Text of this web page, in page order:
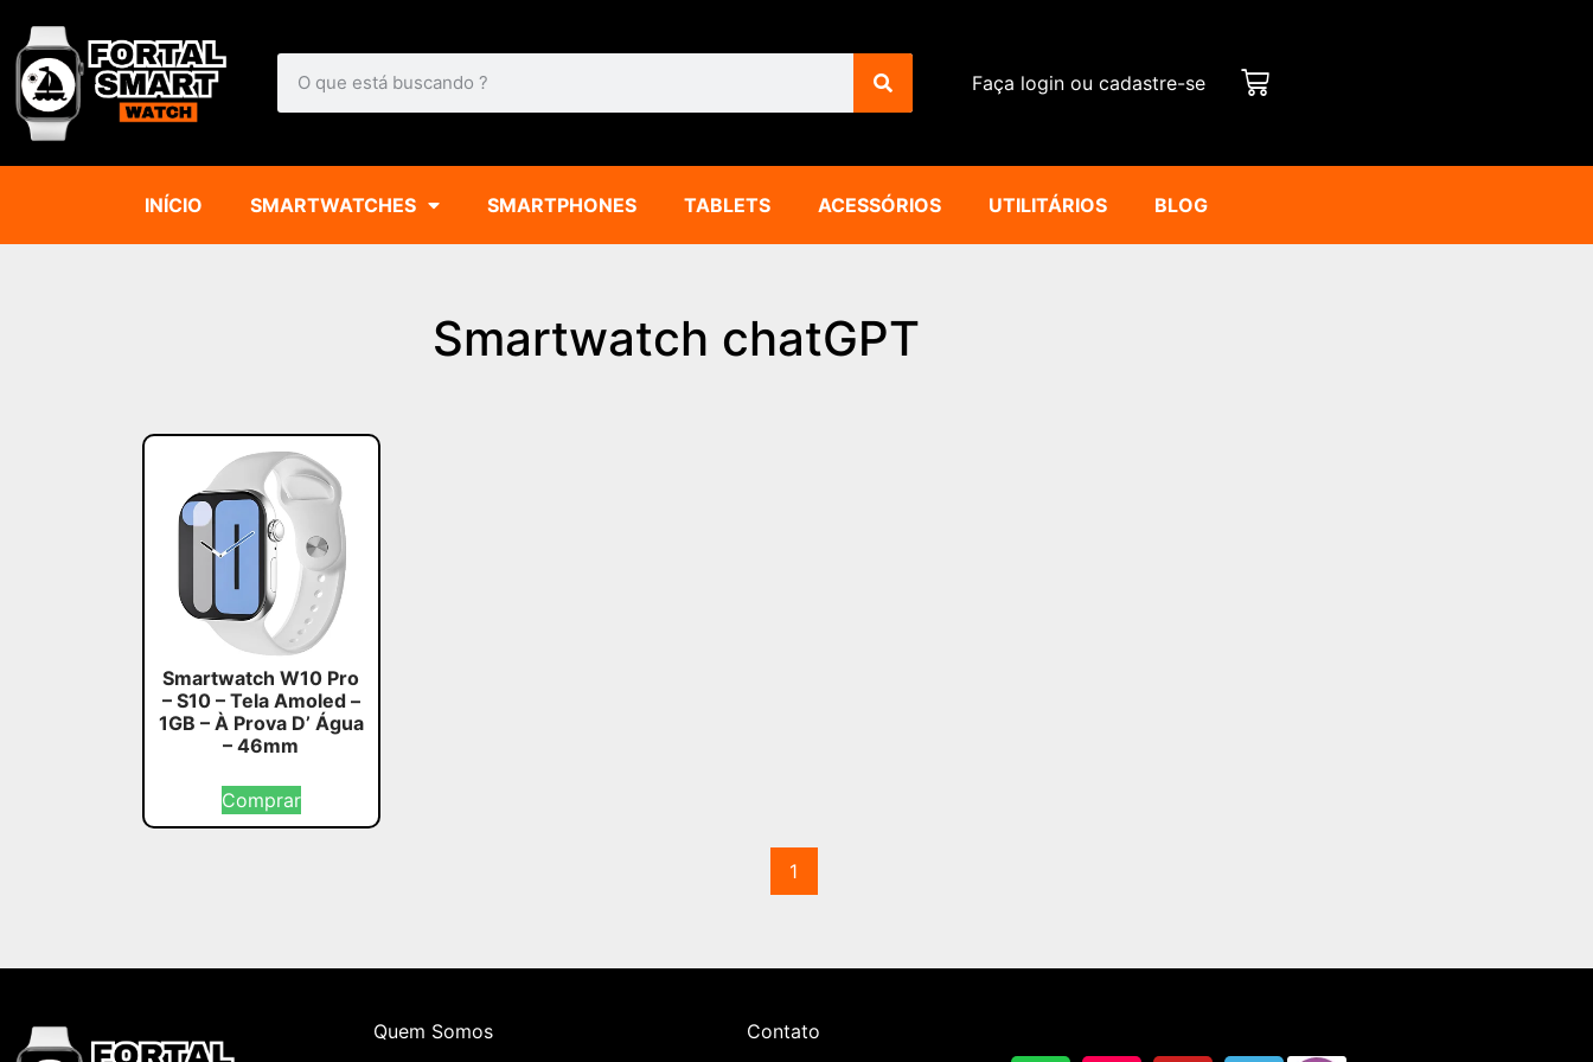
Faça login ou cadastre-se
INÍCIO SMARTWATCHES SMARTPHONES TABLETS ACESSÓRIOS UTILITÁRIOS BLOG
Smartwatch chatGPT
Smartwatch W10 Pro
– S10 – Tela Amoled –
1GB – À Prova D’ Água
– 46mm
Comprar
1
Quem Somos Contato